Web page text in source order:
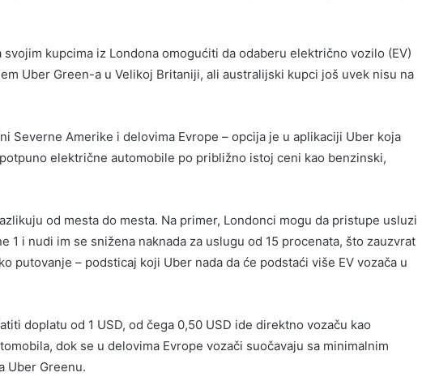
kupcima iz Londona omogućiti da odaberu električno vozilo (EV)
Uber Green-a u Velikoj Britaniji, ali australijski kupci još uvek nisu na
Severne Amerike i delovima Evrope – opcija je u aplikaciji Uber koja
električne automobile po približno istoj ceni kao benzinski,
od mesta do mesta. Na primer, Londonci mogu da pristupe usluzi
1 i nudi im se snižena naknada za uslugu od 15 procenata, što zauzvrat
putovanje – podsticaj koji Uber nada da će podstaći više EV vozača u
doplatu od 1 USD, od čega 0,50 USD ide direktno vozaču kao
dok se u delovima Evrope vozači suočavaju sa minimalnim
Uber Greenu.